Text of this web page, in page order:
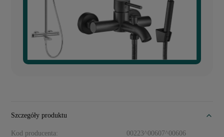
Szczegóły produktu
Kod producenta:
00223^00607^00606